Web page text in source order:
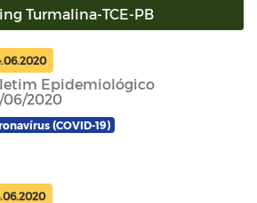
Turmalina-TCE-PB
Epidemiológico
2020
(COVID-19)